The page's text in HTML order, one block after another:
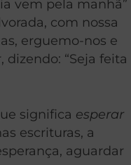
vem pela manhã”
com nossa
erguemo-nos e
“Seja feita
significa esperar
escrituras, a
aguardar